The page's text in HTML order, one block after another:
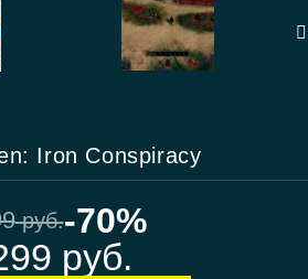
Iron Conspiracy
руб.-70%
руб.